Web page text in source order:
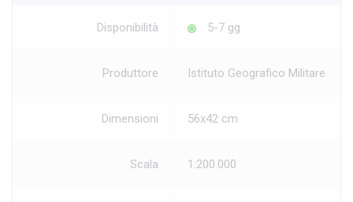
Disponibilità 5-7 gg
Produttore Istituto Geografico Militare
Dimensioni 56x42 cm
Scala 1:200.000